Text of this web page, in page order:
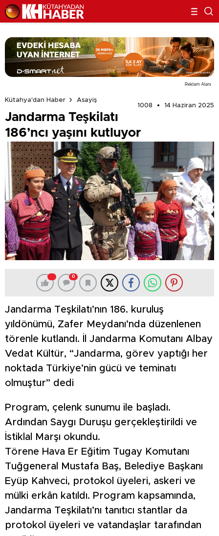
Reklam Alanı
Kütahya'dan Haber
Asayiş
1008
14 Haziran 2025
Jandarma Teşkilatı
186’ncı yaşını kutluyor
0
Jandarma Teşkilatı’nın 186. kuruluş
yıldönümü, Zafer Meydanı’nda düzenlenen
törenle kutlandı. İl Jandarma Komutanı Albay
Vedat Kültür, “Jandarma, görev yaptığı her
noktada Türkiye’nin gücü ve teminatı
olmuştur” dedi
Program, çelenk sunumu ile başladı.
Ardından Saygı Duruşu gerçekleştirildi ve
İstiklal Marşı okundu.
Törene Hava Er Eğitim Tugay Komutanı
Tuğgeneral Mustafa Baş, Belediye Başkanı
Eyüp Kahveci, protokol üyeleri, askeri ve
mülki erkân katıldı. Program kapsamında,
Jandarma Teşkilatı’nı tanıtıcı stantlar da
protokol üyeleri ve vatandaşlar tarafından